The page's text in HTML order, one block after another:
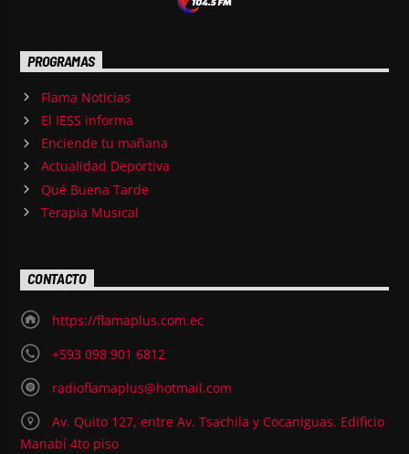
PROGRAMAS
Flama Noticias
El IESS informa
Enciende tu mañana
Actualidad Deportiva
Qué Buena Tarde
Terapia Musical
CONTACTO
https://flamaplus.com.ec
+593 098 901 6812
radioflamaplus@hotmail.com
Av. Quito 127, entre Av. Tsachila y Cocaniguas. Edificio
Manabí 4to piso